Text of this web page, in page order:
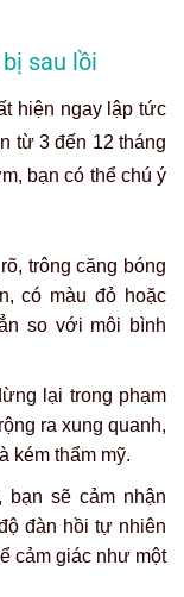
sau lồi
hiện ngay lập tức
từ 3 đến 12 tháng
bạn có thể chú ý
trông căng bóng
có màu đỏ hoặc
so với môi bình
lại trong phạm
ra xung quanh,
kém thẩm mỹ.
bạn sẽ cảm nhận
đàn hồi tự nhiên
cảm giác như một